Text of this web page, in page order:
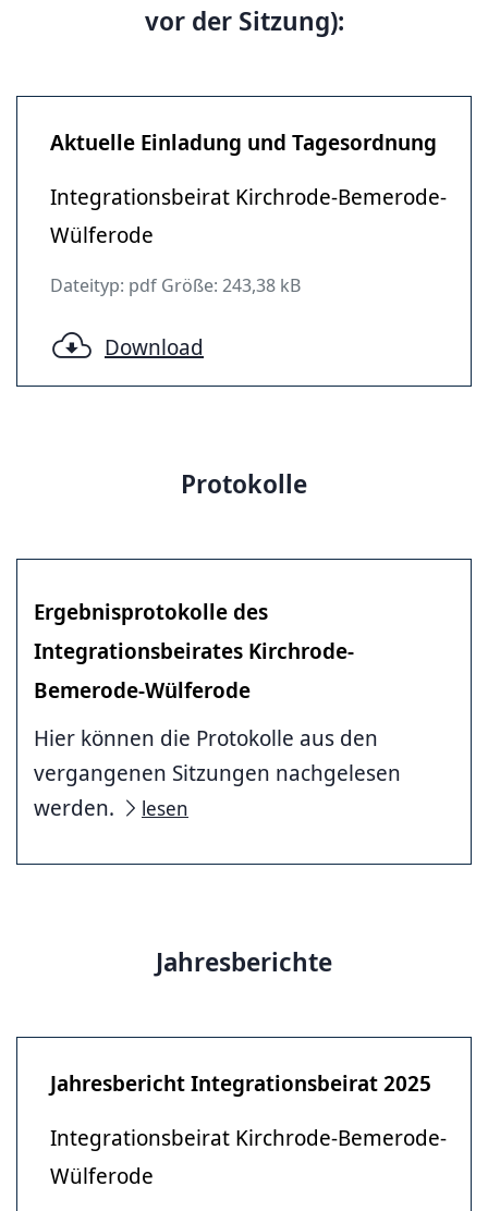
vor der Sitzung):
Aktuelle Einladung und Tagesordnung
Integrationsbeirat Kirchrode-Bemerode-
Wülferode
Dateityp: pdf Größe: 243,38 kB
Download
Protokolle
Ergebnisprotokolle des
Integrationsbeirates Kirchrode-
Bemerode-Wülferode
Hier können die Protokolle aus den
vergangenen Sitzungen nachgelesen
werden.
lesen
Jahresberichte
Jahresbericht Integrationsbeirat 2025
Integrationsbeirat Kirchrode-Bemerode-
Wülferode